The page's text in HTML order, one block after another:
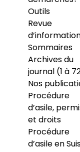
Outils
Revue
Sommaires
Archives du
journal (1 à
Nos
Procédure
d’asile,
et droits
Procédure
d’asile en